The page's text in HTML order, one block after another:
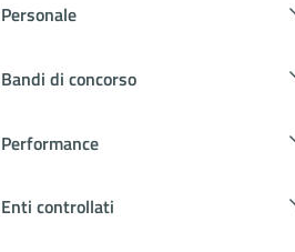
Personale
Bandi di concorso
Performance
Enti controllati